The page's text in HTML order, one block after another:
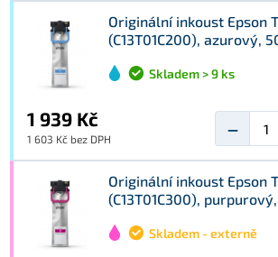
Originální inkoust Epson
(C13T01C200), azurový,
Skladem > 9 ks
1 939 Kč
1 603 Kč bez DPH −
Originální inkoust Epson
(C13T01C300),
Skladem - externě